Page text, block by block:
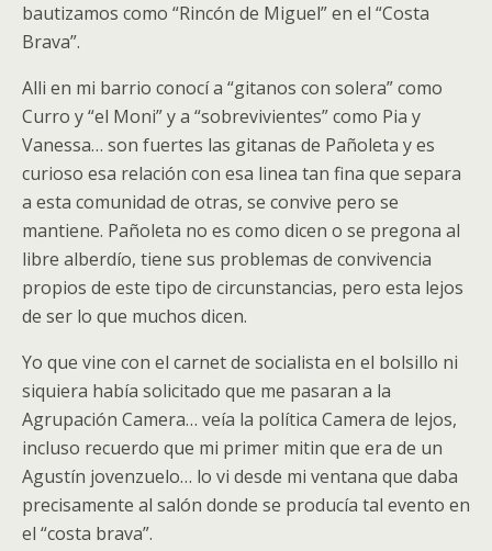
bautizamos como “Rincón de Miguel” en el “Costa
Brava”.
Alli en mi barrio conocí a “gitanos con solera” como
Curro y “el Moni” y a “sobrevivientes” como Pia y
Vanessa… son fuertes las gitanas de Pañoleta y es
curioso esa relación con esa linea tan fina que separa
a esta comunidad de otras, se convive pero se
mantiene. Pañoleta no es como dicen o se pregona al
libre alberdío, tiene sus problemas de convivencia
propios de este tipo de circunstancias, pero esta lejos
de ser lo que muchos dicen.
Yo que vine con el carnet de socialista en el bolsillo ni
siquiera había solicitado que me pasaran a la
Agrupación Camera… veía la política Camera de lejos,
incluso recuerdo que mi primer mitin que era de un
Agustín jovenzuelo… lo vi desde mi ventana que daba
precisamente al salón donde se producía tal evento en
el “costa brava”.